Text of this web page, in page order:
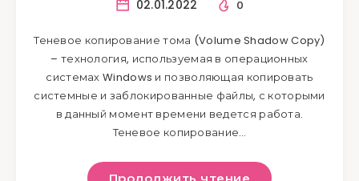
02.01.2022 0
Теневое копирование тома (Volume Shadow Copy)
– технология, используемая в операционных
системах Windows и позволяющая копировать
системные и заблокированные файлы, с которыми
в данный момент времени ведется работа.
Теневое копирование…